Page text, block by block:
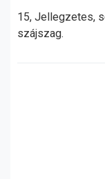
15, Jellegzetes,
szájszag.